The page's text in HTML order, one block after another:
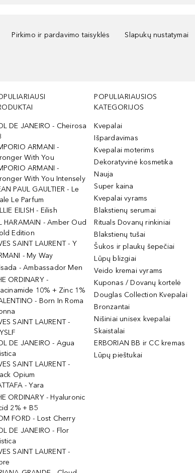
Pirkimo ir pardavimo taisyklės Slapukų nustatymai
DE JANEIRO - Cheirosa
ARMANI -
With You
ARMANI -
With You Intensely
PAUL GAULTIER - Le
Le Parfum
EILISH - Eilish
HARAMAIN - Amber Oud
Edition
SAINT LAURENT - Y
- My Way
- Ambassador Men
ORDINARY -
10% + Zinc 1%
- Born In Roma
SAINT LAURENT -
DE JANEIRO - Agua
SAINT LAURENT -
Opium
- Yara
ORDINARY - Hyaluronic
2% + B5
FORD - Lost Cherry
DE JANEIRO - Flor
SAINT LAURENT -
POPULIARIAUSIOS
KATEGORIJOS
Kvepalai
Išpardavimas
Kvepalai moterims
Dekoratyvinė kosmetika
Nauja
Super kaina
Kvepalai vyrams
Blakstienų serumai
Rituals Dovanų rinkiniai
Blakstienų tušai
Šukos ir plaukų šepečiai
Lūpų blizgiai
Veido kremai vyrams
Kuponas / Dovanų kortelė
Douglas Collection Kvepalai
Bronzantai
Nišiniai unisex kvepalai
Skaistalai
ERBORIAN BB ir CC kremas
Lūpų pieštukai